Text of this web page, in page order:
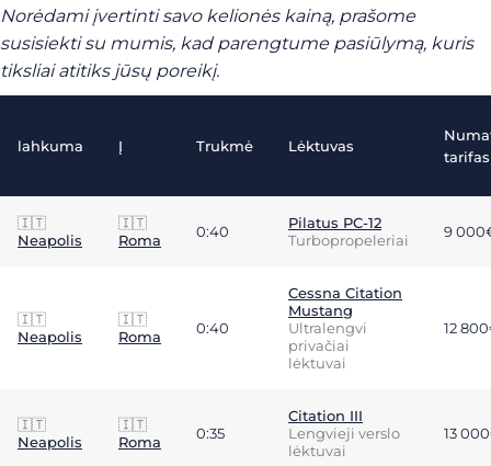
Norėdami įvertinti savo kelionės kainą, prašome
susisiekti su mumis, kad parengtume pasiūlymą, kuris
tiksliai atitiks jūsų poreikį.
lahkuma Į Trukmė Lėktuvas
tarifas
🇮🇹
Neapolis
🇮🇹
Roma
0:40
Pilatus PC-12
Turbopropeleriai
9
🇮🇹
Neapolis
🇮🇹
Roma
0:40
Cessna Citation
Mustang
Ultralengvi
privačiai
lėktuvai
12
🇮🇹
Neapolis
🇮🇹
Roma
0:35
Citation III
Lengvieji verslo
lėktuvai
13